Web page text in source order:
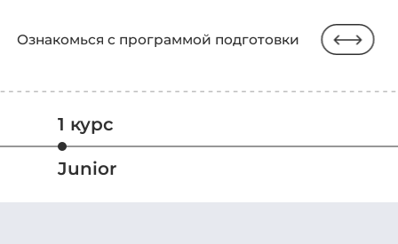
Ознакомься с программой подготовки
1 курс
Junior